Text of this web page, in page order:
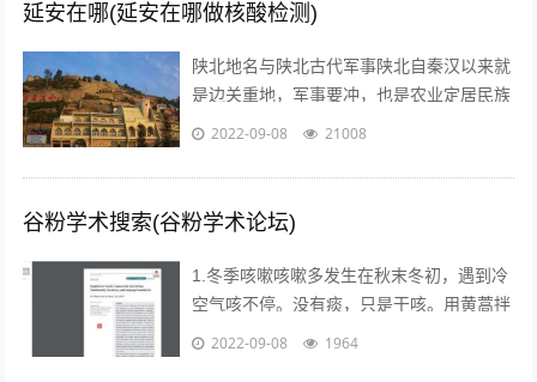
延安在哪(延安在哪做核酸检测)
陕北地名与陕北古代军事陕北自秦汉以来就
是边关重地，军事要冲，也是农业定居民族
与游牧民族互相争夺的要地。历代统治者为
2022-09-08 21008
谷粉学术搜索(谷粉学术论坛)
1.冬季咳嗽咳嗽多发生在秋末冬初，遇到冷
空气咳不停。没有痰，只是干咳。用黄蒿拌
上鸡蛋，搅匀。用香油来煎鸡蛋。然后趁热
2022-09-08 1964